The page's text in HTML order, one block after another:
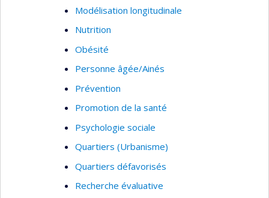
Modélisation longitudinale
Nutrition
Obésité
Personne âgée/Ainés
Prévention
Promotion de la santé
Psychologie sociale
Quartiers (Urbanisme)
Quartiers défavorisés
Recherche évaluative